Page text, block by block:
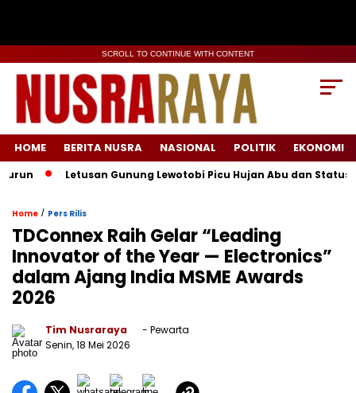
SCROLL TO CONTINUE WITH CONTENT
HOME BERITA NUSRA NASIONAL POLITIK EKONOMI
Letusan Gunung Lewotobi Picu Hujan Abu dan Status Awas
Home / Pers Rilis
TDConnex Raih Gelar “Leading
Innovator of the Year — Electronics”
dalam Ajang India MSME Awards
2026
Tim Nusraraya
- Pewarta
Senin, 18 Mei 2026